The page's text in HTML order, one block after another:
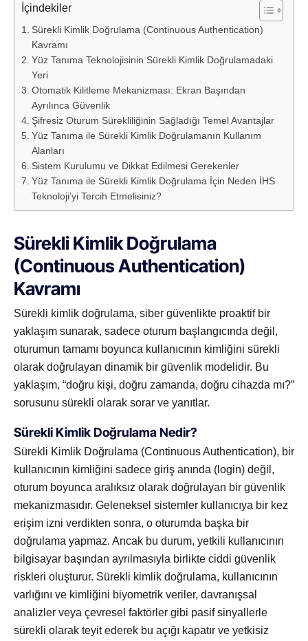
İçindekiler
Sürekli Kimlik Doğrulama (Continuous Authentication)
Kavramı
Yüz Tanıma Teknolojisinin Sürekli Kimlik Doğrulamadaki
Yeri
Otomatik Kilitleme Mekanizması: Ekran Başından
Ayrılınca Güvenlik
Şifresiz Oturum Sürekliliğinin Sağladığı Temel Avantajlar
Yüz Tanıma ile Sürekli Kimlik Doğrulamanın Kullanım
Alanları
Sistem Kurulumu ve Dikkat Edilmesi Gerekenler
Yüz Tanıma ile Sürekli Kimlik Doğrulama İçin Neden İHS
Teknoloji’yi Tercih Etmelisiniz?
Sürekli Kimlik Doğrulama
(Continuous Authentication)
Kavramı
Sürekli kimlik doğrulama, siber güvenlikte proaktif bir
yaklaşım sunarak, sadece oturum başlangıcında değil,
oturumun tamamı boyunca kullanıcının kimliğini sürekli
olarak doğrulayan dinamik bir güvenlik modelidir. Bu
yaklaşım, “doğru kişi, doğru zamanda, doğru cihazda mı?”
sorusunu sürekli olarak sorar ve yanıtlar.
Sürekli Kimlik Doğrulama Nedir?
Sürekli Kimlik Doğrulama (Continuous Authentication), bir
kullanıcının kimliğini sadece giriş anında (login) değil,
oturum boyunca aralıksız olarak doğrulayan bir güvenlik
mekanizmasıdır. Geleneksel sistemler kullanıcıya bir kez
erişim izni verdikten sonra, o oturumda başka bir
doğrulama yapmaz. Ancak bu durum, yetkili kullanıcının
bilgisayar başından ayrılmasıyla birlikte ciddi güvenlik
riskleri oluşturur. Sürekli kimlik doğrulama, kullanıcının
varlığını ve kimliğini biyometrik veriler, davranışsal
analizler veya çevresel faktörler gibi pasif sinyallerle
sürekli olarak teyit ederek bu açığı kapatır ve yetkisiz